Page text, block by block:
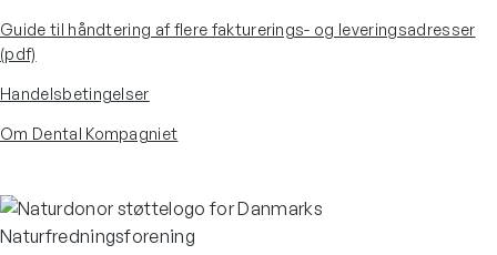
Guide til håndtering af flere fakturerings- og leveringsadresser
(pdf)
Handelsbetingelser
Om Dental Kompagniet